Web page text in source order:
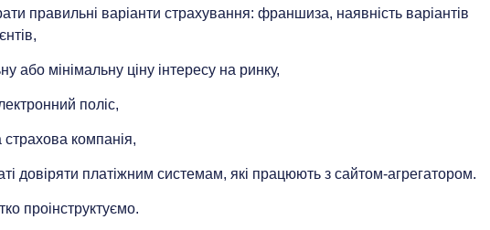
Київ
правильні варіанти страхування: франшиза, наявність варіантів
або мінімальну ціну інтересу на ринку,
поліс,
компанія,
довіряти платіжним системам, які працюють з сайтом-агрегатором.
проінструктуємо.